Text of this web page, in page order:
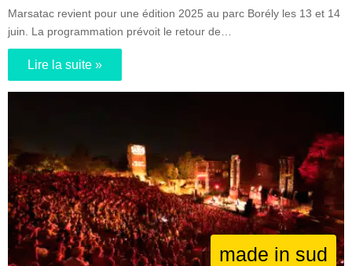
Marsatac revient pour une édition 2025 au parc Borély les 13 et 14
juin. La programmation prévoit le retour de…
Lire la suite »
made in sud